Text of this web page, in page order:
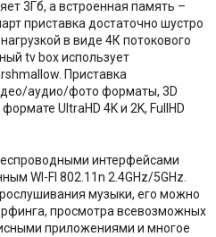
3Гб, а встроенная память –
приставка достаточно шустро
в виде 4К потокового
tv box использует
Приставка
аудио/фото форматы, 3D
UltraHD 4K и 2K, FullHD
интерфейсами
WI-FI 802.11n 2.4GHz/5GHz.
музыки, его можно
просмотра всевозможных
приложениями и многое